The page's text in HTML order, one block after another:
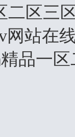
二区三
网站在
品一